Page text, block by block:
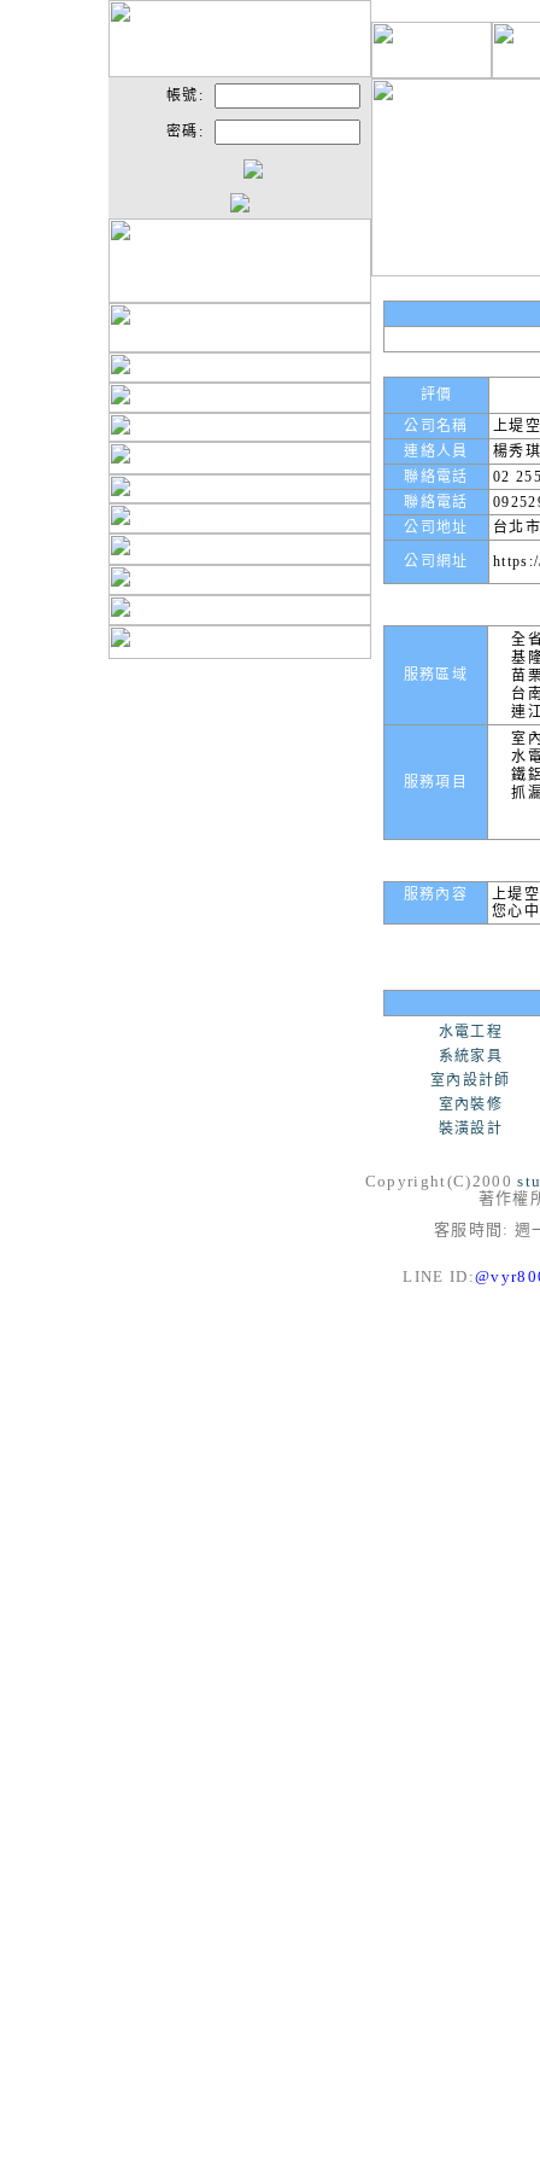
帳號:
密碼:
評價
公司名稱
上堤
連絡人員
楊秀琪
聯絡電話
02
聯絡電話
公司地址
台北
公司網址
服務區域
全
基
苗
台
連
服務項目
室
水
鐵
抓
服務內容
上堤
您心
水電工程
系統家具
室內設計師
室內裝修
裝潢設計
Copyright(C)2000
著作權
客服時間: 週
LINE ID: